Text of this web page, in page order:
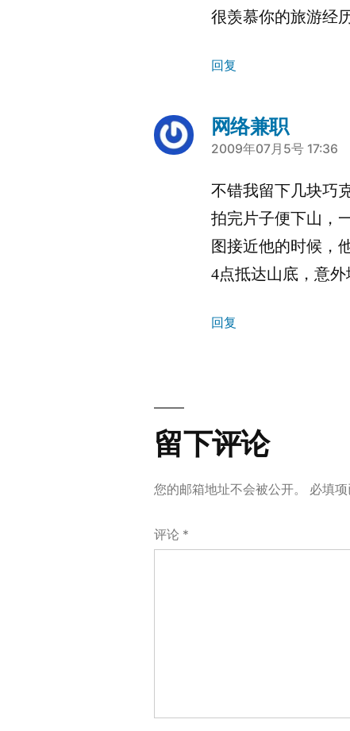
很羡慕你的旅游经
回复
网络兼职
说：
2009年07月5号 17:36
不错我留下几块巧
拍完片子便下山，
图接近他的时候，
4点抵达山底，意
回复
留
下
论
您的邮箱地址不会被公开。 必填项
评论 *
留下评论